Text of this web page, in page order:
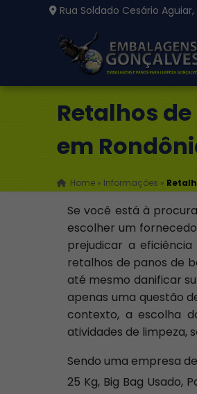
Rua Soldado Cesário
Retalhos
em
Home » Informações »
Se você está à
escolher um
prejudicar a
retalhos de panos de
até mesmo danificar
apenas uma questão
contexto, a escolha
atividades de limpeza,
Sendo uma empresa
25 Kg, Big Bag Usado,